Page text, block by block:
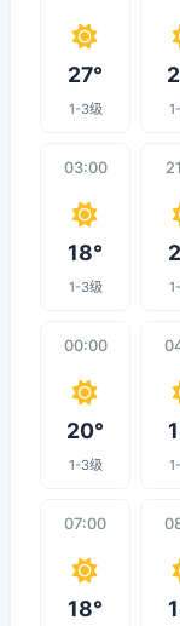
27°
1-3级
03:00
18°
1-3级
00:00
20°
1-3级
07:00
18°